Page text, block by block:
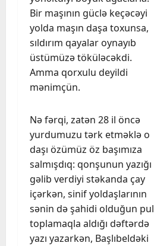
Bir maşının güclə keçəcəyi
yolda maşın daşa toxunsa,
sıldırım qayalar oynayıb
üstümüzə töküləcəkdi.
Amma qorxulu deyildi
mənimçün.
Nə fərqi, zatən 28 il öncə
yurdumuzu tərk etməklə o
daşı özümüz öz başımıza
salmışdıq: qonşunun yazığı
gəlib verdiyi stəkanda çay
içərkən, sinif yoldaşlarının
sənin də şahidi olduğun pul
toplamaqla aldığı dəftərdə
yazı yazarkən, Başlıbeldəki